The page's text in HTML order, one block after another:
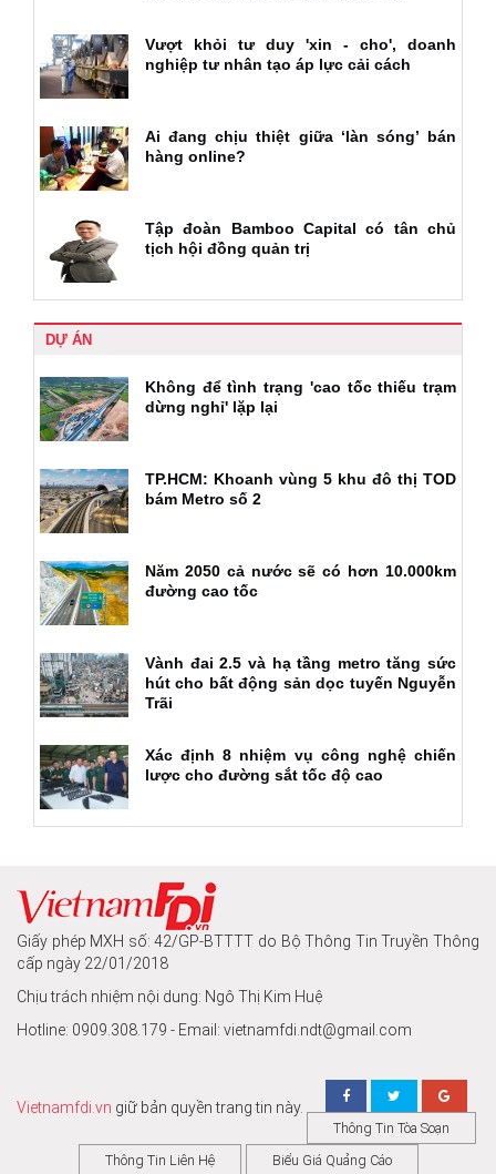
Vượt khỏi tư duy 'xin - cho', doanh
nghiệp tư nhân tạo áp lực cải cách
Ai đang chịu thiệt giữa ‘làn sóng’ bán
hàng online?
Tập đoàn Bamboo Capital có tân chủ
tịch hội đồng quản trị
DỰ ÁN
Không để tình trạng 'cao tốc thiếu trạm
dừng nghỉ' lặp lại
TP.HCM: Khoanh vùng 5 khu đô thị TOD
bám Metro số 2
Năm 2050 cả nước sẽ có hơn 10.000km
đường cao tốc
Vành đai 2.5 và hạ tầng metro tăng sức
hút cho bất động sản dọc tuyến Nguyễn
Trãi
Xác định 8 nhiệm vụ công nghệ chiến
lược cho đường sắt tốc độ cao
Giấy phép MXH số: 42/GP-BTTTT do Bộ Thông Tin Truyền Thông
cấp ngày 22/01/2018
Chịu trách nhiệm nội dung: Ngô Thị Kim Huệ
Hotline: 0909.308.179 - Email: vietnamfdi.ndt@gmail.com
Vietnamfdi.vn giữ bản quyền trang tin này.
Thông Tin Tòa Soạn
Thông Tin Liên Hệ
Biểu Giá Quảng Cáo